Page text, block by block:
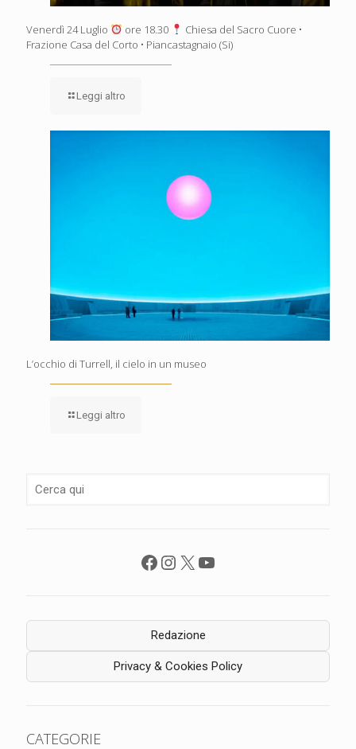
Venerdì 24 Luglio ore 18.30
Chiesa del Sacro Cuore •
Frazione Casa del Corto • Piancastagnaio (Si)
Leggi altro
L’occhio di Turrell, il cielo in un museo
Leggi altro
Facebook
Instagram
X YouTube
Redazione
Privacy & Cookies Policy
CATEGORIE